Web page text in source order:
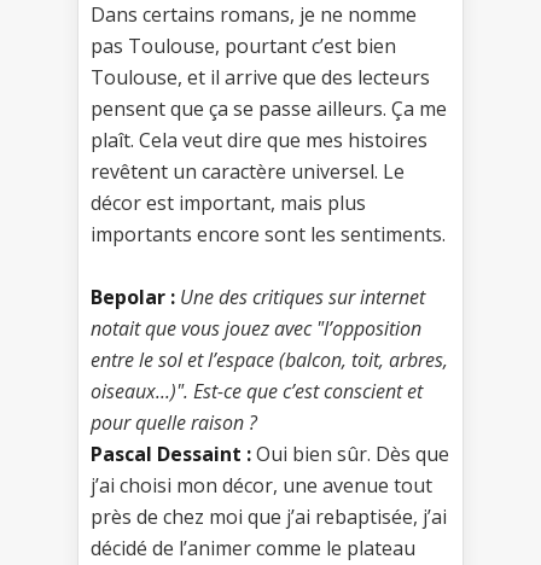
Dans certains romans, je ne nomme
pas Toulouse, pourtant c’est bien
Toulouse, et il arrive que des lecteurs
pensent que ça se passe ailleurs. Ça me
plaît. Cela veut dire que mes histoires
revêtent un caractère universel. Le
décor est important, mais plus
importants encore sont les sentiments.
Bepolar : Une des critiques sur internet
notait que vous jouez avec "l’opposition
entre le sol et l’espace (balcon, toit, arbres,
oiseaux...)". Est-ce que c’est conscient et
pour quelle raison ?
Pascal Dessaint :Oui bien sûr. Dès que
j’ai choisi mon décor, une avenue tout
près de chez moi que j’ai rebaptisée, j’ai
décidé de l’animer comme le plateau